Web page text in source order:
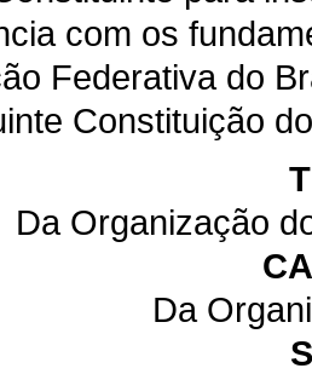
com os
Federativa do
Constituição
Da Organização
Da